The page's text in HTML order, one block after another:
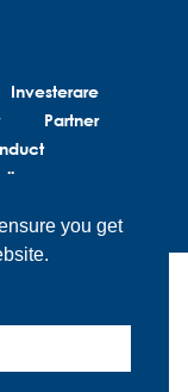
Investerare
Partner
att diagnostisera,
slutanvändaren,
produkter och -
you get